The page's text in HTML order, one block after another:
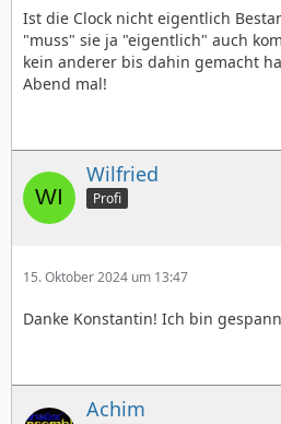
Ist die Clock nicht eigentlich
"muss" sie ja "eigentlich" auch
kein anderer bis dahin gemacht
Abend mal!
Wilfried
Profi
15. Oktober 2024 um 13:47
Danke Konstantin! Ich bin
Achim